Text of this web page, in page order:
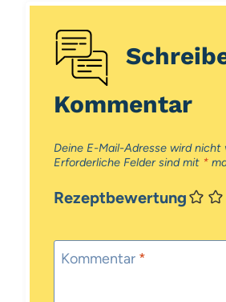
Kommentar
Deine E-Mail-Adresse wird
Erforderliche Felder sind mit *
Rezeptbewertung
Kommentar *